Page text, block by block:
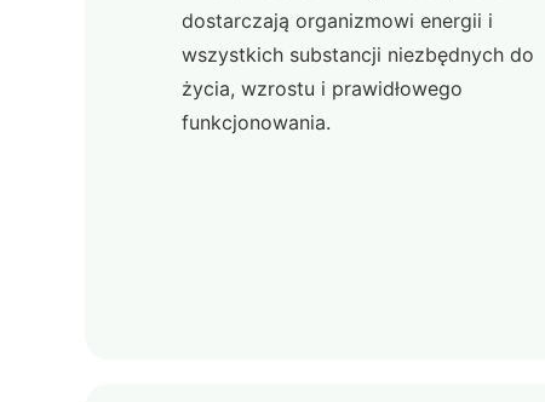
dostarczają organizmowi energii i
wszystkich substancji niezbędnych do
życia, wzrostu i prawidłowego
funkcjonowania.